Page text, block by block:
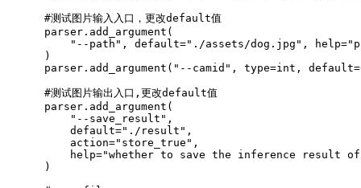
#测试图片输入入口，更改default值
    parser
. add_argument (
"--path" , default="./assets/dog.jpg" , help=
)
    parser
. add_argument ( "--camid" , type=int , default=
#测试图片输出入口,更改default值
    parser
. add_argument (
"--save_result" ,
        default
="./result" ,
        action
="store_true" ,
help="whether to save the inference result of
)